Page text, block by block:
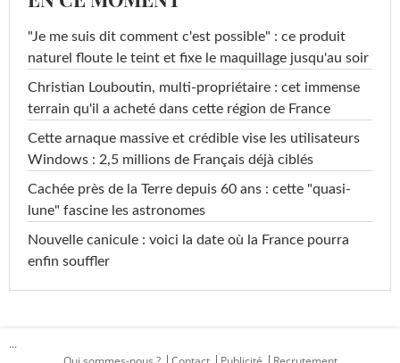
"Je me suis dit comment c'est possible" : ce produit
naturel floute le teint et fixe le maquillage jusqu'au soir
Christian Louboutin, multi-propriétaire : cet immense
terrain qu'il a acheté dans cette région de France
Cette arnaque massive et crédible vise les utilisateurs
Windows : 2,5 millions de Français déjà ciblés
Cachée près de la Terre depuis 60 ans : cette "quasi-
lune" fascine les astronomes
Nouvelle canicule : voici la date où la France pourra
enfin souffler
...